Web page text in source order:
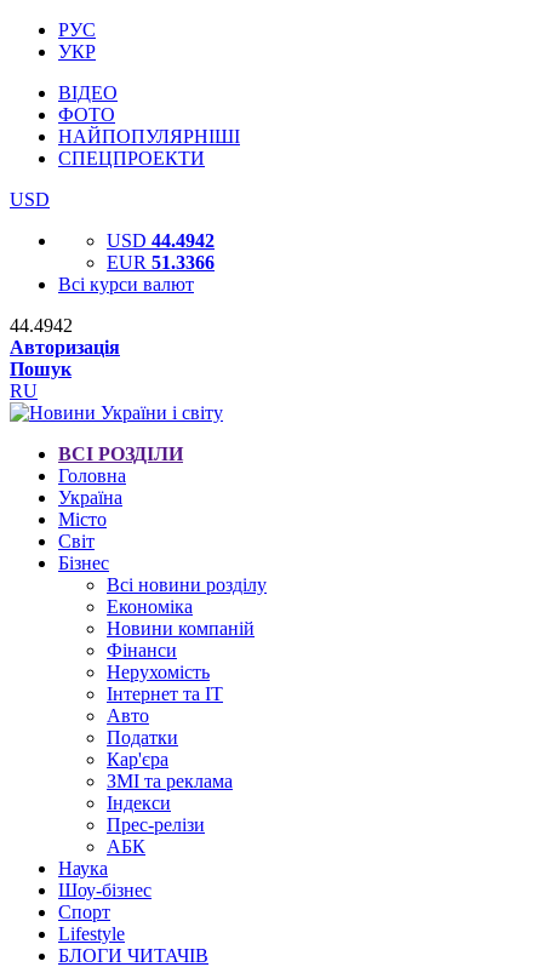
РУС
УКР
ВІДЕО
ФОТО
НАЙПОПУЛЯРНІШІ
СПЕЦПРОЕКТИ
USD
USD 44.4942
EUR 51.3366
Всі курси валют
44.4942
Авторизація
Пошук
RU
ВСІ РОЗДІЛИ
Головна
Україна
Місто
Світ
Бізнес
Всі новини розділу
Економіка
Новини компаній
Фінанси
Нерухомість
Інтернет та IT
Авто
Податки
Кар'єра
ЗМІ та реклама
Індекси
Прес-релізи
АБК
Наука
Шоу-бізнес
Спорт
Lifestyle
БЛОГИ ЧИТАЧІВ